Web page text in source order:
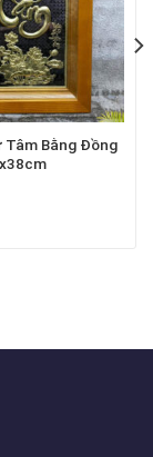
Tâm Bằng Đồng